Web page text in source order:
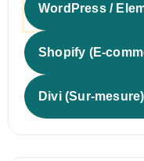
WordPress /
Shopify (E-
Divi (Sur-mesure)